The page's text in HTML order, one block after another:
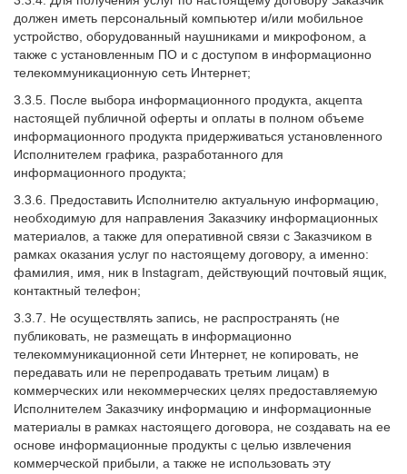
должен иметь персональный компьютер и/или мобильное
устройство, оборудованный наушниками и микрофоном, а
также с установленным ПО и с доступом в информационно
телекоммуникационную сеть Интернет;
3.3.5. После выбора информационного продукта, акцепта
настоящей публичной оферты и оплаты в полном объеме
информационного продукта придерживаться установленного
Исполнителем графика, разработанного для
информационного продукта;
3.3.6. Предоставить Исполнителю актуальную информацию,
необходимую для направления Заказчику информационных
материалов, а также для оперативной связи с Заказчиком в
рамках оказания услуг по настоящему договору, а именно:
фамилия, имя, ник в Instagram, действующий почтовый ящик,
контактный телефон;
3.3.7. Не осуществлять запись, не распространять (не
публиковать, не размещать в информационно
телекоммуникационной сети Интернет, не копировать, не
передавать или не перепродавать третьим лицам) в
коммерческих или некоммерческих целях предоставляемую
Исполнителем Заказчику информацию и информационные
материалы в рамках настоящего договора, не создавать на ее
основе информационные продукты с целью извлечения
коммерческой прибыли, а также не использовать эту